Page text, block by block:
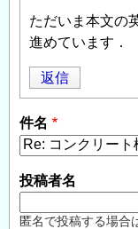
ただいま本文の
進めています．
返信
件名
投稿者名
匿名で投稿する場合